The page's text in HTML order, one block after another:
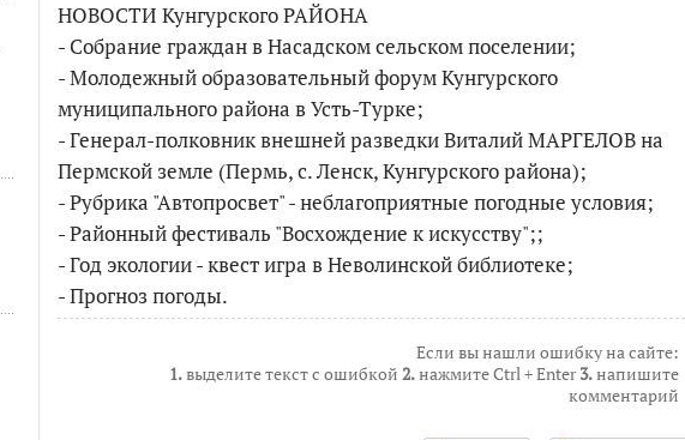
НОВОСТИ Кунгурского РАЙОНА
- Собрание граждан в Насадском сельском поселении;
- Молодежный образовательный форум Кунгурского
муниципального района в Усть-Турке;
- Генерал-полковник внешней разведки Виталий МАРГЕЛОВ на
Пермской земле (Пермь, с. Ленск, Кунгурского района);
- Рубрика "Автопросвет" - неблагоприятные погодные условия;
- Районный фестиваль "Восхождение к искусству";;
- Год экологии - квест игра в Неволинской библиотеке;
- Прогноз погоды.
Если вы нашли ошибку на сайте:
1.выделите текст с ошибкой 2.нажмите Ctrl + Enter3.напишите
комментарий